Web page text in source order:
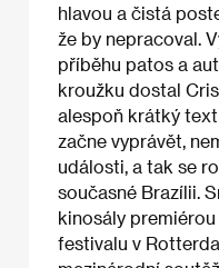
hlavou a čistá
že by nepracoval.
příběhu patos a
kroužku dostal
alespoň krátký
začne vyprávět,
události, a tak se
současné Brazílii.
kinosály
festivalu v